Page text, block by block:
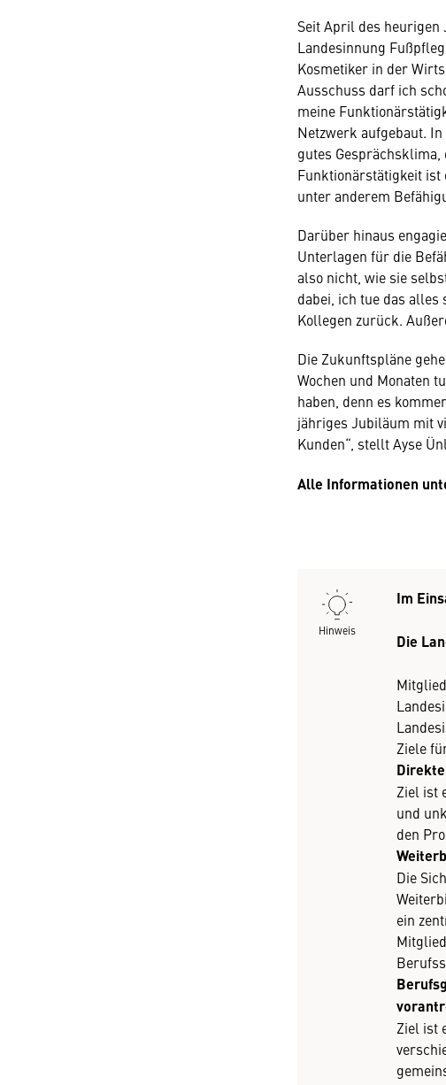
Seit April des
Landesinnung
Kosmetiker in der
Ausschuss darf ich
meine
Netzwerk aufgebaut.
gutes
Funktionärstätigkeit
unter anderem
Darüber hinaus
Unterlagen für die
also nicht, wie sie
dabei, ich tue das alles
Kollegen zurück.
Die Zukunftspläne
Wochen und Monaten
haben, denn es
jähriges Jubiläum mit
Kunden“, stellt Ayse
Alle Informationen
Hinweis
Im
Die
Ziele
Ziel ist
und
den
Die
ein
Ziel ist